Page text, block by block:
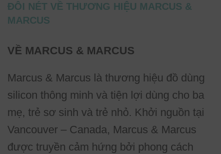
ĐÔI NÉT VỀ THƯƠNG HIỆU MARCUS &
MARCUS
VỀ MARCUS & MARCUS
Marcus & Marcus là thương hiệu đồ dùng
silicon thông minh và tiện lợi dùng cho ba
mẹ, trẻ sơ sinh và trẻ nhỏ. Khởi nguồn tại
Vancouver – Canada, Marcus & Marcus
được truyền cảm hứng bởi phong cách